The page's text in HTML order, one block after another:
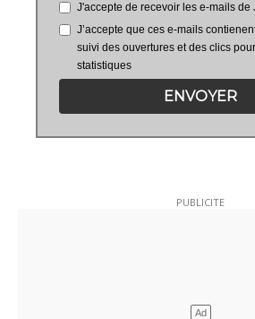
J'accepte de recevoir les e-mails de
J’accepte que ces e-mails
suivi des ouvertures et des clics
statistiques
ENVOYER